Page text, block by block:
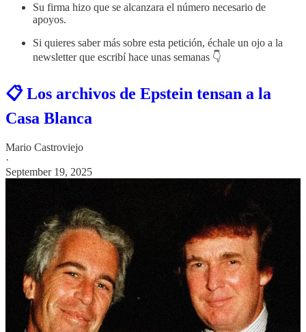
Su firma hizo que se alcanzara el número necesario de
apoyos.
Si quieres saber más sobre esta petición, échale un ojo a la
newsletter que escribí hace unas semanas 👇
📋 Los archivos de Epstein tensan a la
Casa Blanca
Mario Castroviejo
·
September 19, 2025